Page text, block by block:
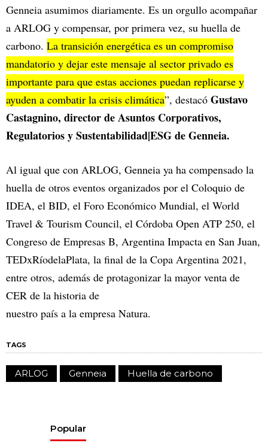
Genneia asumimos diariamente. Es un orgullo acompañar
a ARLOG y compensar, por primera vez, su huella de
carbono. La transición energética es un compromiso
mandatorio y dejar este mensaje al sector privado es
importante para que estas acciones puedan replicarse y
ayuden a combatir la crisis climática”, destacó Gustavo
Castagnino, director de Asuntos Corporativos,
Regulatorios y Sustentabilidad|ESG de Genneia.
Al igual que con ARLOG, Genneia ya ha compensado la
huella de otros eventos organizados por el Coloquio de
IDEA, el BID, el Foro Económico Mundial, el World
Travel & Tourism Council, el Córdoba Open ATP 250, el
Congreso de Empresas B, Argentina Impacta en San Juan,
TEDxRíodelaPlata, la final de la Copa Argentina 2021,
entre otros, además de protagonizar la mayor venta de
CER de la historia de
nuestro país a la empresa Natura.
TAGS
ARLOG Genneia Huella de carbono
Popular